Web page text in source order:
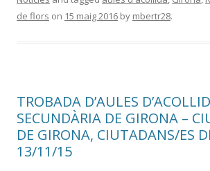
de flors on 15 maig 2016 by mbertr28.
TROBADA D’AULES
SECUNDÀRIA DE GIRONA –
DE GIRONA, CIUTADANS/ES
13/11/15